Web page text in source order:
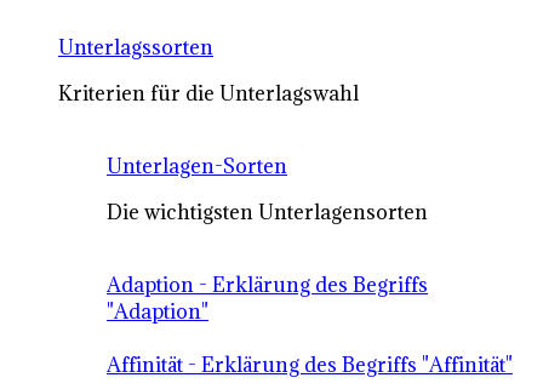
Unterlagssorten
Kriterien für die Unterlagswahl
Unterlagen-Sorten
Die wichtigsten Unterlagensorten
Adaption - Erklärung des Begriffs
"Adaption"
Affinität - Erklärung des Begriffs "Affinität"